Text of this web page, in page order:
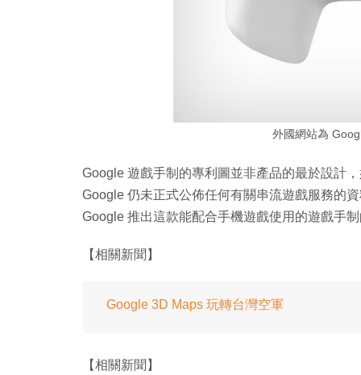
外國網站為
Google 遊戲手制的專利圖並非產品的最於設計
Google 仍未正式公佈任何有關串流遊戲服務的
Google 推出這款能配合手機遊戲使用的遊戲手
【相關新聞】
Google 3D Maps 玩轉台灣空軍
【相關新聞】